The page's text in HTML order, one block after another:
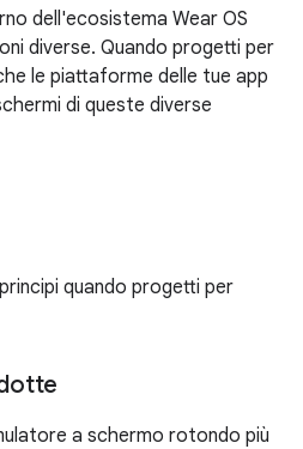
dell'ecosistema Wear OS
diverse. Quando progetti per
le piattaforme delle tue app
di queste diverse
quando progetti per
a schermo rotondo più